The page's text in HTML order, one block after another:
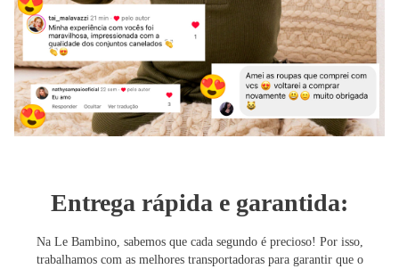
Entrega rápida e garantida:
Na Le Bambino, sabemos que cada segundo é precioso! Por isso,
trabalhamos com as melhores transportadoras para garantir que o